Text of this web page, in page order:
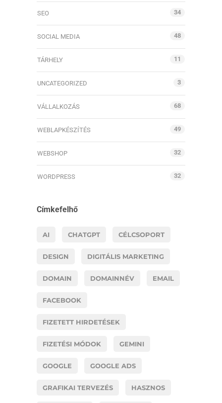
SEO 34
SOCIAL MEDIA 48
TÁRHELY 11
UNCATEGORIZED 3
VÁLLALKOZÁS 68
WEBLAPKÉSZÍTÉS 49
WEBSHOP 32
WORDPRESS 32
Címkefelhő
AI CHATGPT CÉLCSOPORT
DESIGN DIGITÁLIS MARKETING
DOMAIN DOMAINNÉV EMAIL
FACEBOOK
FIZETETT HIRDETÉSEK
FIZETÉSI MÓDOK GEMINI
GOOGLE GOOGLE ADS
GRAFIKAI TERVEZÉS HASZNOS